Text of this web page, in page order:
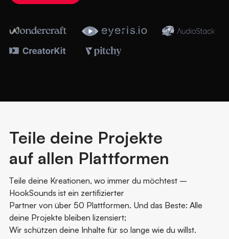
Teile deine Projekte
auf allen Plattformen
Teile deine Kreationen, wo immer du möchtest –
HookSounds ist ein zertifizierter
Partner von über 50 Plattformen. Und das Beste: Alle
deine Projekte bleiben lizensiert;
Wir schützen deine Inhalte für so lange wie du willst.